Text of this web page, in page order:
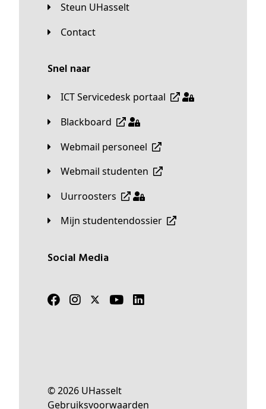
Steun UHasselt
Contact
Snel naar
ICT Servicedesk portaal
Blackboard
Webmail personeel
Webmail studenten
Uurroosters
Mijn studentendossier
Social Media
© 2026 UHasselt
Gebruiksvoorwaarden